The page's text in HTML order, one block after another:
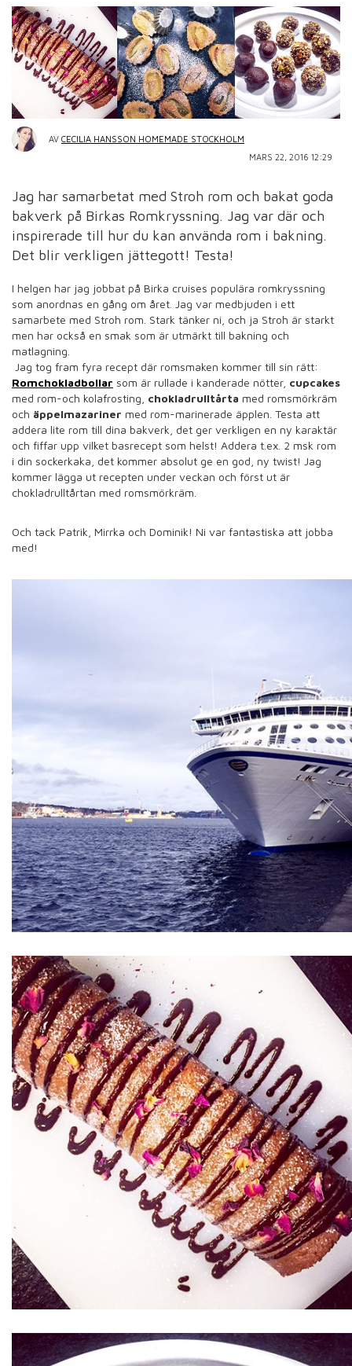
AV CECILIA HANSSON HOMEMADE STOCKHOLM
MARS 22, 2016 12:29
Jag har samarbetat med Stroh rom och bakat goda
bakverk på Birkas Romkryssning. Jag var där och
inspirerade till hur du kan använda rom i bakning.
Det blir verkligen jättegott! Testa!
I helgen har jag jobbat på Birka cruises populära romkryssning
som anordnas en gång om året. Jag var medbjuden i ett
samarbete med Stroh rom. Stark tänker ni, och ja Stroh är starkt
men har också en smak som är utmärkt till bakning och
matlagning.
Jag tog fram fyra recept där romsmaken kommer till sin rätt:
Romchokladbollar som är rullade i kanderade nötter, cupcakes
med rom-och kolafrosting, chokladrulltårta med romsmörkräm
och äppelmazariner med rom-marinerade äpplen. Testa att
addera lite rom till dina bakverk, det ger verkligen en ny karaktär
och fiffar upp vilket basrecept som helst! Addera t.ex. 2 msk rom
i din sockerkaka, det kommer absolut ge en god, ny twist! Jag
kommer lägga ut recepten under veckan och först ut är
chokladrulltårtan med romsmörkräm.
Och tack Patrik, Mirrka och Dominik! Ni var fantastiska att jobba
med!